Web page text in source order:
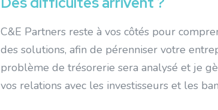
C&E Partners reste à vos côtés pour
des solutions, afin de pérenniser votre
problème de trésorerie sera analysé et je
vos relations avec les investisseurs et les